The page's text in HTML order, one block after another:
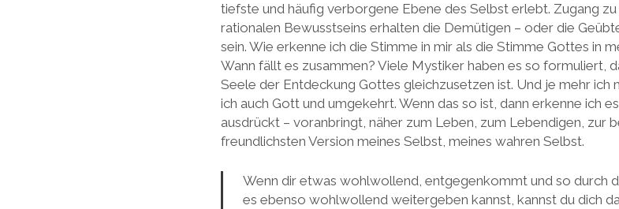
tiefste und häufig verborgene Ebene des Selbst erlebt. Zugang
rationalen Bewusstseins erhalten die Demütigen – oder die
sein. Wie erkenne ich die Stimme in mir als die Stimme Gottes in
Wann fällt es zusammen? Viele Mystiker haben es so formuliert,
Seele der Entdeckung Gottes gleichzusetzen ist. Und je mehr ich
ich auch Gott und umgekehrt. Wenn das so ist, dann erkenne ich
ausdrückt – voranbringt, näher zum Leben, zum Lebendigen, zur
freundlichsten Version meines Selbst, meines wahren Selbst.
Wenn dir etwas wohlwollend, entgegenkommt und so durch
es ebenso wohlwollend weitergeben kannst, kannst du dich